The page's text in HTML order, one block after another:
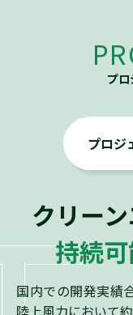
プ
プロジ
クリー
持続
国内での開発実績
陸上風力において